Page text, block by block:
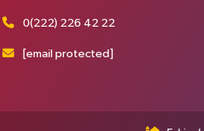
0(222) 226 42 22
[email protected]